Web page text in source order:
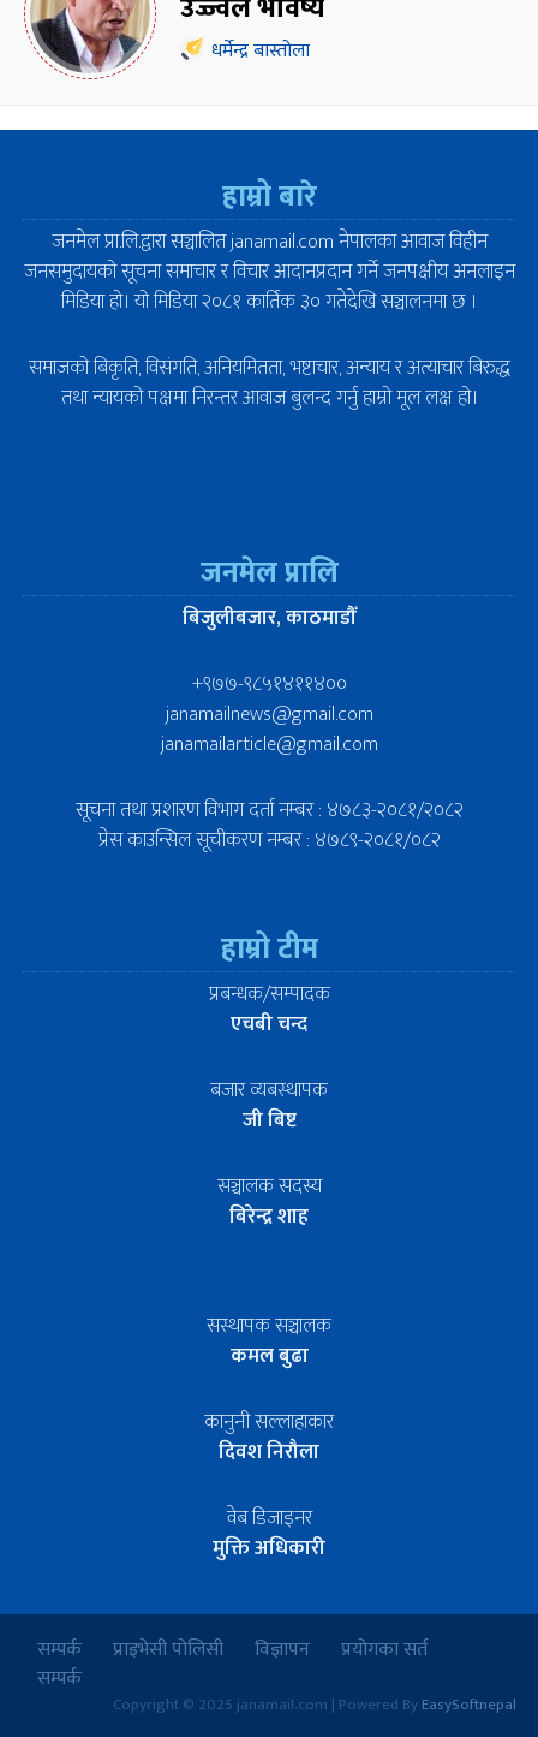
धर्मेन्द्र बास्तोला
हाम्रो बारे
जनमेल प्रा.लि.द्वारा सञ्चालित janamail.com नेपालका आवाज विहीन
जनसमुदायको सूचना समाचार र विचार आदानप्रदान गर्ने जनपक्षीय अनलाइन
मिडिया हो। यो मिडिया २०८१ कार्तिक ३० गतेदेखि सञ्चालनमा छ ।
समाजको बिकृति, विसंगति, अनियमितता, भष्टाचार, अन्याय र अत्याचार बिरुद्ध
तथा न्यायको पक्षमा निरन्तर आवाज बुलन्द गर्नु हाम्रो मूल लक्ष हो।
जनमेल प्रालि
बिजुलीबजार, काठमाडौँ
+९७७-९८५१४११४००
janamailnews@gmail.com
janamailarticle@gmail.com
सूचना तथा प्रशारण विभाग दर्ता नम्बर : ४७८३-२०८१/२०८२
प्रेस काउन्सिल सूचीकरण नम्बर : ४७८९-२०८१/०८२
हाम्रो टीम
प्रबन्धक/सम्पादक
एचबी चन्द
बजार व्यबस्थापक
जी बिष्ट
सञ्चालक सदस्य
बिरेन्द्र शाह
सस्थापक सञ्चालक
कमल बुढा
कानुनी सल्लाहाकार
दिवश निरौला
वेब डिजाइनर
मुक्ति अधिकारी
सम्पर्क प्राइभेसी पोलिसी विज्ञापन
प्रयोगका सर्त
सम्पर्क
Copyright © 2025 janamail.com | Powered ByEasySoftnepal